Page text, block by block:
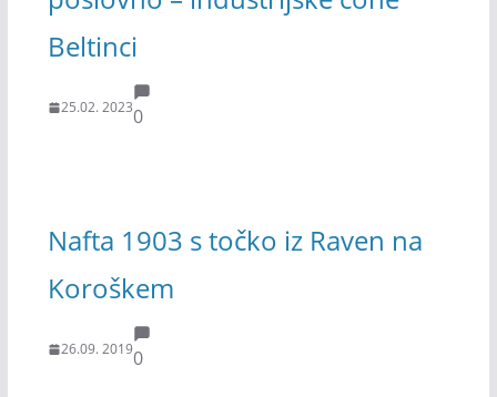
Beltinci
25.02. 20230
Nafta 1903 s točko iz Raven na
Koroškem
26.09. 20190